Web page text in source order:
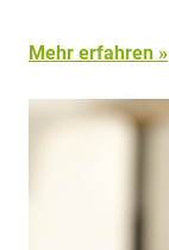
Mehr erfahren